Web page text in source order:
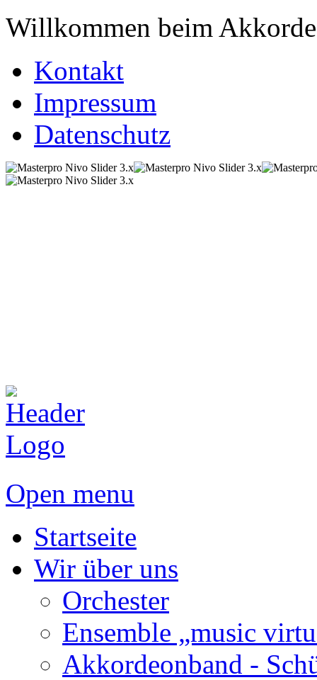
Willkommen beim
Kontakt
Impressum
Datenschutz
Open menu
Startseite
Wir über uns
Orchester
Ensemble „music
Akkordeonband -